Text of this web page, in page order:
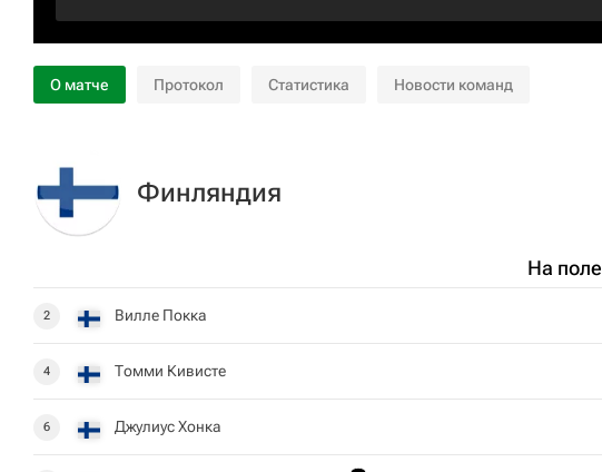
О матче Протокол Статистика Новости команд
Финляндия
На поле
2 Вилле Покка
4 Томми Кивисте
6 Джулиус Хонка